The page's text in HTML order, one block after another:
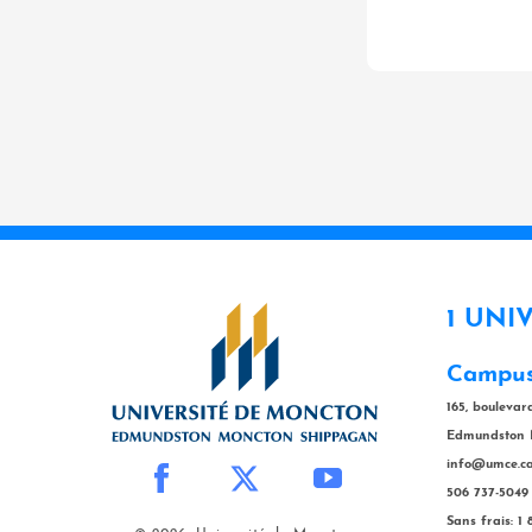
1
165,
Edmundston
info@umce.ca
506 737-5049
Sans frais: 1